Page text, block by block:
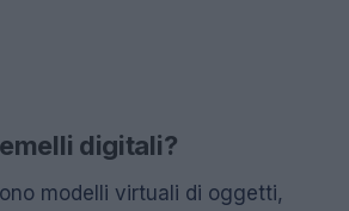
digitali?
modelli virtuali di oggetti,